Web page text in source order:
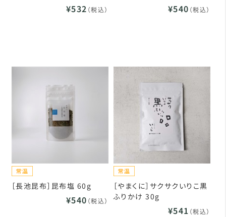
¥532 （税込） ¥540 （税込）
［長池昆布］昆布塩 60g
¥540 （税込）
［やまくに］サクサクいりこ黒
ふりかけ 30g
¥541 （税込）